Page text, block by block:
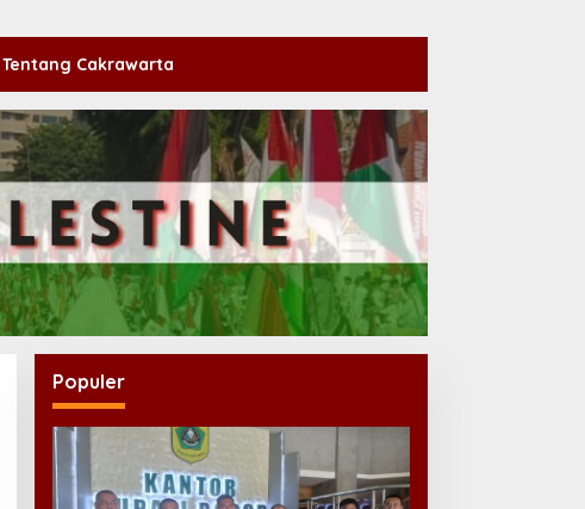
Tentang Cakrawarta
Populer